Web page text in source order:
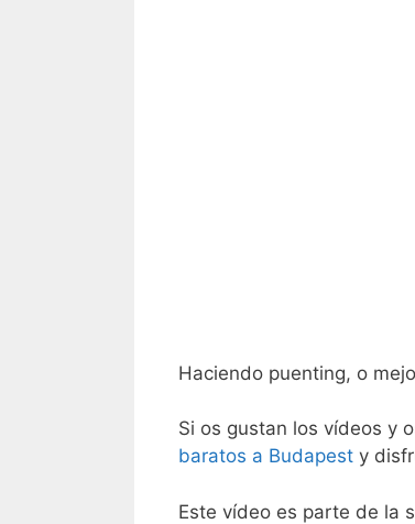
Haciendo puenting, o
Si os gustan los vídeos y
baratos a Budapest y
Este vídeo es parte de la